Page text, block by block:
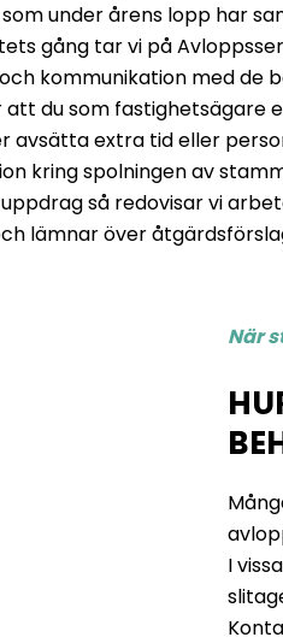
under årens lopp har
gång tar vi på
kommunikation med de
att du som fastighetsägare
avsätta extra tid eller
kring spolningen av
så redovisar vi
lämnar över
När
I